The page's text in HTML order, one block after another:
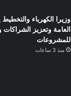
وزيرا الكهرباء
العامة وتعزيز الشراكات
للمشروعات
منذ 3 ساعات